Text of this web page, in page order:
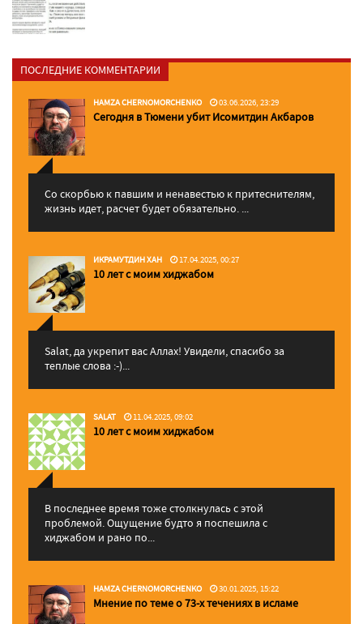
ПОСЛЕДНИЕ КОММЕНТАРИИ
HAMZA CHERNOMORCHENKO 03.06.2026, 23:29
Сегодня в Тюмени убит Исомитдин Акбаров
Со скорбью к павшим и ненавестью к притеснителям,
жизнь идет, расчет будет обязательно. ...
ИКРАМУТДИН ХАН 17.04.2025, 00:27
10 лет с моим хиджабом
Salat, да укрепит вас Аллаx! Увидели, спасибо за
теплые слова :-)...
SALAT 11.04.2025, 09:02
10 лет с моим хиджабом
В последнее время тоже столкнулась с этой
проблемой. Ощущение будто я поспешила с
хиджабом и рано по...
HAMZA CHERNOMORCHENKO 30.01.2025, 15:22
Мнение по теме о 73-х течениях в исламе